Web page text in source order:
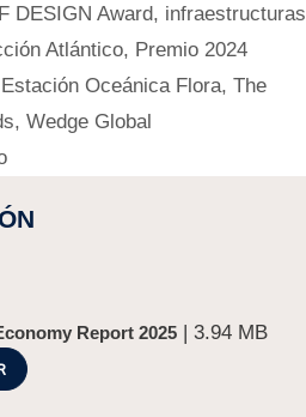
DESIGN Award, infraestructuras
Atlántico, Premio 2024
Oceánica Flora, The
, Wedge Global
Report 2025 | 3.94 MB